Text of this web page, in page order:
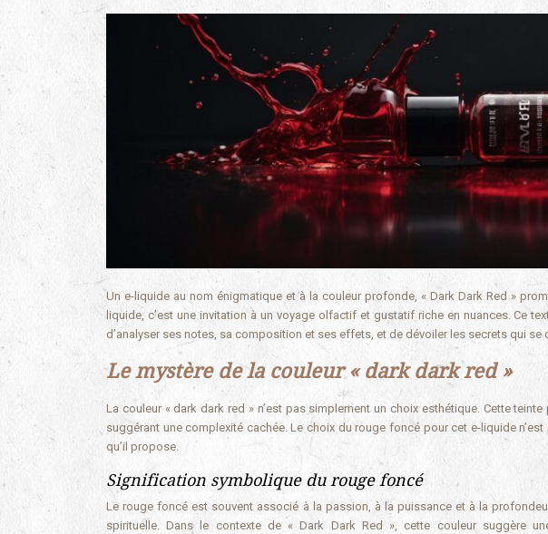
Un e-liquide au nom énigmatique et à la couleur profonde, « Dark Dark Red »
liquide, c’est une invitation à un voyage olfactif et gustatif riche en nuances. Ce
d’analyser ses notes, sa composition et ses effets, et de dévoiler les secrets qui se
Le mystère de la couleur « dark dark red »
La couleur « dark dark red » n’est pas simplement un choix esthétique. Cette
suggérant une complexité cachée. Le choix du rouge foncé pour cet e-liquide
qu’il propose.
Signification symbolique du rouge foncé
Le rouge foncé est souvent associé à la passion, à la puissance et à la
spirituelle. Dans le contexte de « Dark Dark Red », cette couleur suggère